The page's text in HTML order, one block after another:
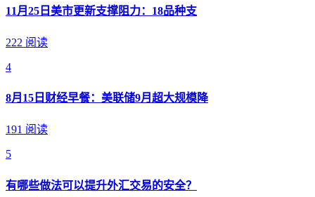
11月25日美市更新支撑阻力：18品种支
222 阅读
4
8月15日财经早餐：美联储9月超大规模降
191 阅读
5
有哪些做法可以提升外汇交易的安全？